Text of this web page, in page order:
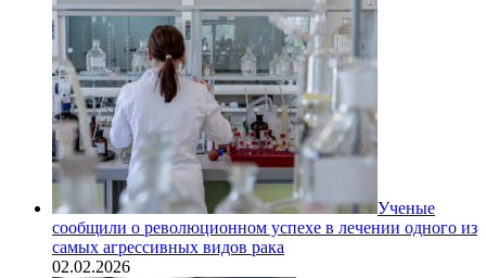
Ученые
сообщили о революционном успехе в лечении одного из
самых агрессивных видов рака
02.02.2026